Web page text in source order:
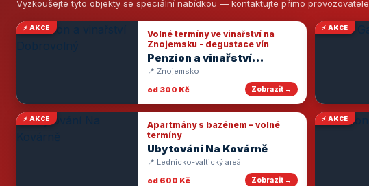
Vyzkoušejte tyto objekty se speciální nabídkou — kontaktujte přímo provozovatele
⚡ AKCE
Volné termíny ve vinařství na
Znojemsku - degustace vín
Penzion a vinařství
Dobrovolný
📍 Znojemsko
od 300 Kč
Zobrazit →
⚡ AKCE
⚡ AKCE
Apartmány s bazénem – volné
termíny
Ubytování Na Kovárně
📍 Lednicko-valtický areál
od 600 Kč
Zobrazit →
⚡ AKCE